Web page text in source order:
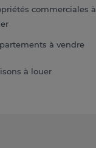
commerciales à
à vendre
à louer